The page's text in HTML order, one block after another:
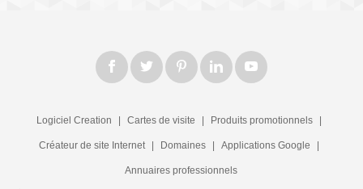
Logiciel Creation Cartes de visite Produits promotionnels
Créateur de site Internet Domaines Applications Google
Annuaires professionnels